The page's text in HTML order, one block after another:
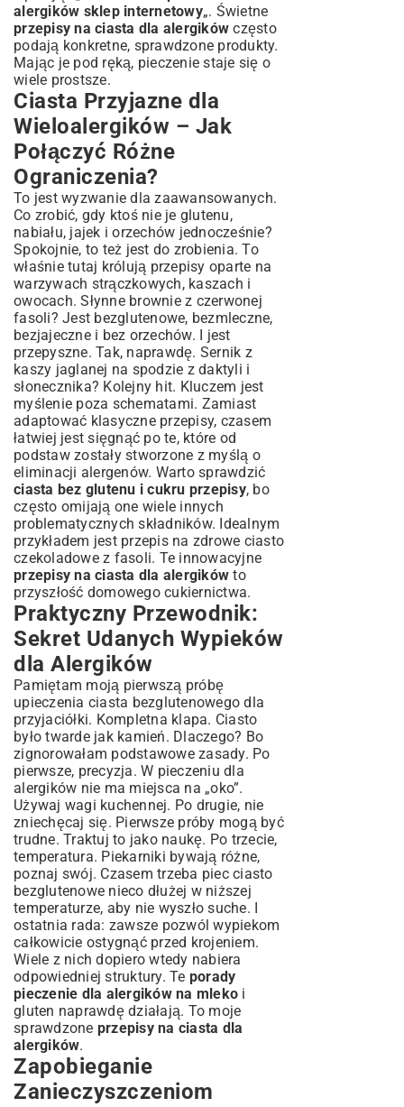
alergików sklep internetowy„. Świetne
przepisy na ciasta dla alergików często
podają konkretne, sprawdzone produkty.
Mając je pod ręką, pieczenie staje się o
wiele prostsze.
Ciasta Przyjazne dla
Wieloalergików – Jak
Połączyć Różne
Ograniczenia?
To jest wyzwanie dla zaawansowanych.
Co zrobić, gdy ktoś nie je glutenu,
nabiału, jajek i orzechów jednocześnie?
Spokojnie, to też jest do zrobienia. To
właśnie tutaj królują przepisy oparte na
warzywach strączkowych, kaszach i
owocach. Słynne brownie z czerwonej
fasoli? Jest bezglutenowe, bezmleczne,
bezjajeczne i bez orzechów. I jest
przepyszne. Tak, naprawdę. Sernik z
kaszy jaglanej na spodzie z daktyli i
słonecznika? Kolejny hit. Kluczem jest
myślenie poza schematami. Zamiast
adaptować klasyczne przepisy, czasem
łatwiej jest sięgnąć po te, które od
podstaw zostały stworzone z myślą o
eliminacji alergenów. Warto sprawdzić
ciasta bez glutenu i cukru przepisy, bo
często omijają one wiele innych
problematycznych składników. Idealnym
przykładem jest przepis na zdrowe ciasto
czekoladowe z fasoli. Te innowacyjne
przepisy na ciasta dla alergików to
przyszłość domowego cukiernictwa.
Praktyczny Przewodnik:
Sekret Udanych Wypieków
dla Alergików
Pamiętam moją pierwszą próbę
upieczenia ciasta bezglutenowego dla
przyjaciółki. Kompletna klapa. Ciasto
było twarde jak kamień. Dlaczego? Bo
zignorowałam podstawowe zasady. Po
pierwsze, precyzja. W pieczeniu dla
alergików nie ma miejsca na „oko”.
Używaj wagi kuchennej. Po drugie, nie
zniechęcaj się. Pierwsze próby mogą być
trudne. Traktuj to jako naukę. Po trzecie,
temperatura. Piekarniki bywają różne,
poznaj swój. Czasem trzeba piec ciasto
bezglutenowe nieco dłużej w niższej
temperaturze, aby nie wyszło suche. I
ostatnia rada: zawsze pozwól wypiekom
całkowicie ostygnąć przed krojeniem.
Wiele z nich dopiero wtedy nabiera
odpowiedniej struktury. Te porady
pieczenie dla alergików na mleko i
gluten naprawdę działają. To moje
sprawdzone przepisy na ciasta dla
alergików.
Zapobieganie
Zanieczyszczeniom